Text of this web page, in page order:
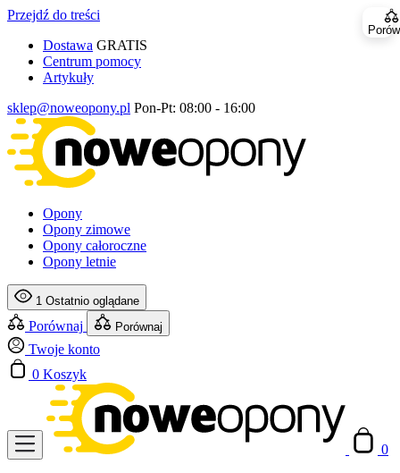
Przejdź do treści
Dostawa GRATIS
Centrum pomocy
Artykuły
sklep@noweopony.pl Pon-Pt: 08:00 - 16:00
Opony
Opony zimowe
Opony całoroczne
Opony letnie
1 Ostatnio oglądane
Porównaj Porównaj
Twoje konto
0 Koszyk
0